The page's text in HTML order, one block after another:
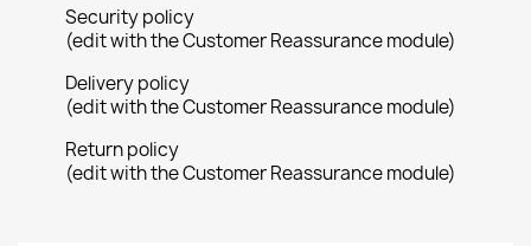
Security policy
(edit with the Customer Reassurance module)
Delivery policy
(edit with the Customer Reassurance module)
Return policy
(edit with the Customer Reassurance module)